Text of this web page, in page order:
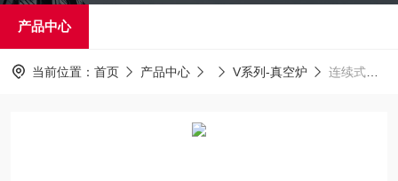
产品中心
当前位置： 首页 产品中心 V系列-真空炉 连续式真空炉